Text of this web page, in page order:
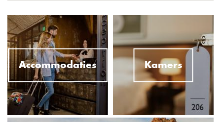
Accommodaties Kamers